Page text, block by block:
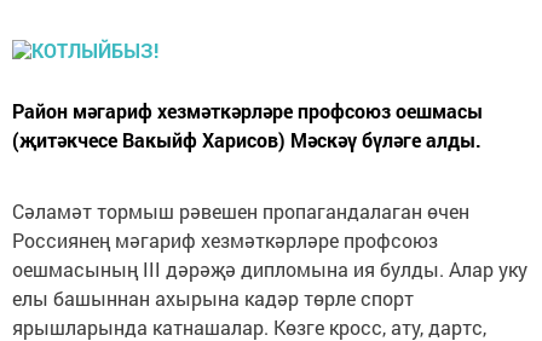
Район мәгариф хезмәткәрләре профсоюз оешмасы
(җитәкчесе Вакыйф Харисов) Мәскәү бүләге алды.
Сәламәт тормыш рәвешен пропагандалаган өчен
Россиянең мәгариф хезмәткәрләре профсоюз
оешмасының III дәрәҗә дипломына ия булды. Алар уку
елы башыннан ахырына кадәр төрле спорт
ярышларында катнашалар. Көзге кросс, ату, дартс,